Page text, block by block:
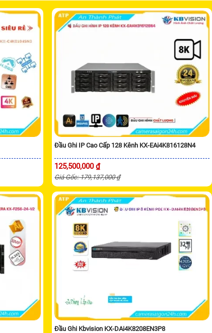
Đầu Ghi IP Cao Cấp 128 Kênh KX-EAi4K816128N4
125,500,000 ₫
Giá Gốc: 179,137,000 ₫
Đầu Ghi Kbvision KX-DAi4K8208EN3P8